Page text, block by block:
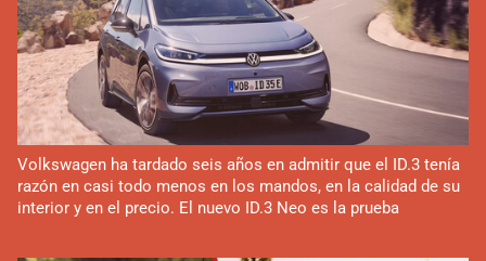
Volkswagen ha tardado seis años en admitir que el ID.3 tenía
razón en casi todo menos en los mandos, en la calidad de su
interior y en el precio. El nuevo ID.3 Neo es la prueba